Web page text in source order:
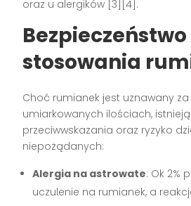
oraz u alergików [3][4].
Bezpieczeństwo
stosowania
Choć rumianek jest uznawany
umiarkowanych ilościach,
przeciwwskazania oraz ryzyko
niepożądanych:
Alergia na astrowate: Ok 2%
uczulenie na rumianek, a